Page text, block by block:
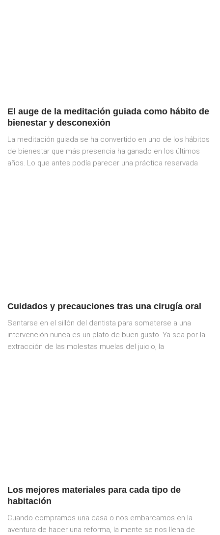
El auge de la meditación guiada como hábito de
bienestar y desconexión
La meditación guiada se ha convertido en uno de los hábitos
de bienestar que más presencia ha ganado en los últimos
años. Lo que antes podía parecer una práctica reservada
Cuidados y precauciones tras una cirugía oral
Sentarse en el sillón del dentista para someterse a una
intervención nunca es un plato de buen gusto. Ya sea por la
extracción de las molestas muelas del juicio, la
Los mejores materiales para cada tipo de
habitación
Cuando compramos una casa o nos embarcamos en la
aventura de hacer una reforma, la mente se nos llena de